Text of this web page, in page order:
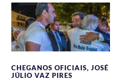
CHEGANOS OFICIAIS,JOSÉ
JÚLIO VAZ PIRES